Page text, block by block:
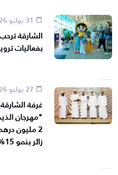
الشارقة
بفعاليات
غرفة
"مهرجان
زائر بنمو 15%